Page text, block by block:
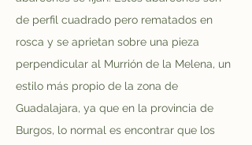
de perfil cuadrado pero rematados en
rosca y se aprietan sobre una pieza
perpendicular al Murrión de la Melena, un
estilo más propio de la zona de
Guadalajara, ya que en la provincia de
Burgos, lo normal es encontrar que los